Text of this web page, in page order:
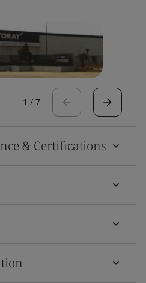
1 / 7
& Certifications